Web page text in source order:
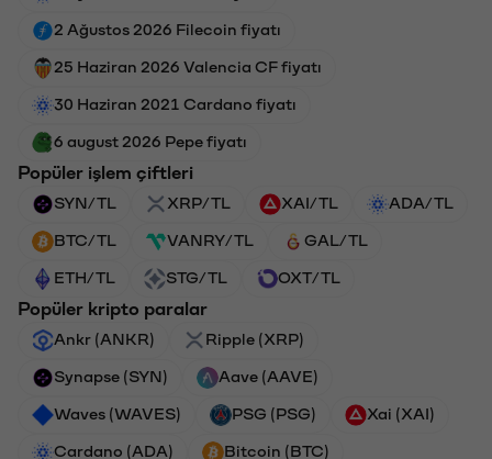
2 Ağustos 2026 Filecoin fiyatı
25 Haziran 2026 Valencia CF fiyatı
30 Haziran 2021 Cardano fiyatı
6 august 2026 Pepe fiyatı
Popüler işlem çiftleri
SYN/TL XRP/TL XAI/TL ADA/TL
BTC/TL VANRY/TL GAL/TL
ETH/TL STG/TL OXT/TL
Popüler kripto paralar
Ankr (ANKR) Ripple (XRP)
Synapse (SYN) Aave (AAVE)
Waves (WAVES) PSG (PSG) Xai (XAI)
Cardano (ADA) Bitcoin (BTC)